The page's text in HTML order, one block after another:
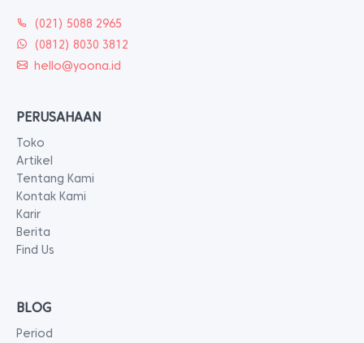
(021) 5088 2965
(0812) 8030 3812
hello@yoona.id
PERUSAHAAN
Toko
Artikel
Tentang Kami
Kontak Kami
Karir
Berita
Find Us
BLOG
Period